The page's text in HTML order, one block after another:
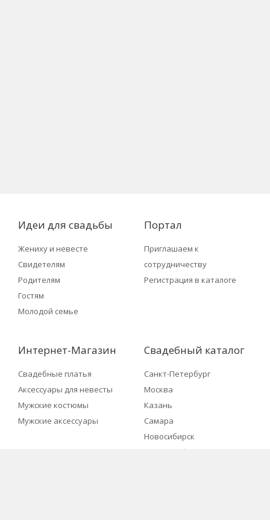
Портал
Приглашаем к
сотрудничеству
Регистрация в каталоге
Идеи для свадьбы
Жениху и невесте
Свидетелям
Родителям
Гостям
Молодой семье
Свадебный каталог
Санкт-Петербург
Москва
Казань
Самара
Новосибирск
Екатеринбург
Интернет-Магазин
Свадебные платья
Аксессуары для невесты
Мужские костюмы
Мужские аксессуары